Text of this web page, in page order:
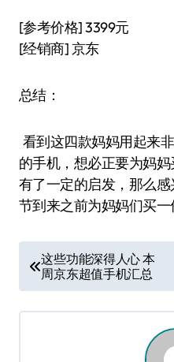
[参考价格] 3399元
[经销商] 京东
总结：
看到这四款妈妈用起来
的手机，想必正要为妈
有了一定的启发，那么
节到来之前为妈妈们买一
章
导
这些功能深得人心 本
周京东超值手机汇总